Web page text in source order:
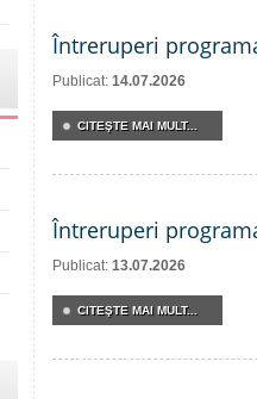
Întreruperi
Publicat: 14.07.2026
CITEŞTE MAI MULT...
Întreruperi
Publicat: 13.07.2026
CITEŞTE MAI MULT...